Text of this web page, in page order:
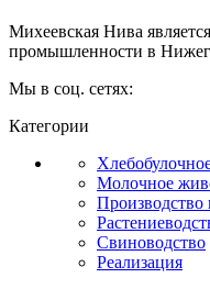
Михеевская Нива
промышленности в
Мы в соц. сетях:
Категории
Молочное
Производство
Свиноводство
Реализация